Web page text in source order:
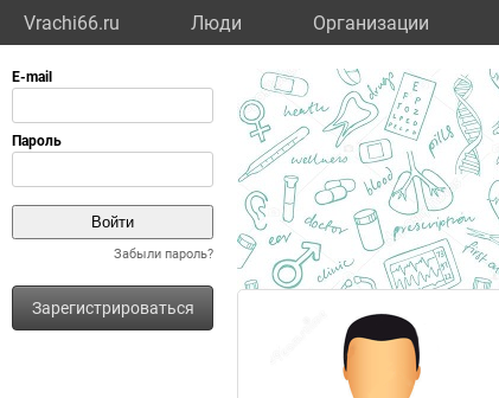
Vrachi66.ru Люди Организации
Забыли пароль?
Зарегистрироваться